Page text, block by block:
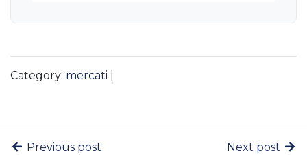
Category: mercati
Previous post
Next post